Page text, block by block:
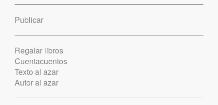
Publicar
Regalar libros
Cuentacuentos
Texto al azar
Autor al azar